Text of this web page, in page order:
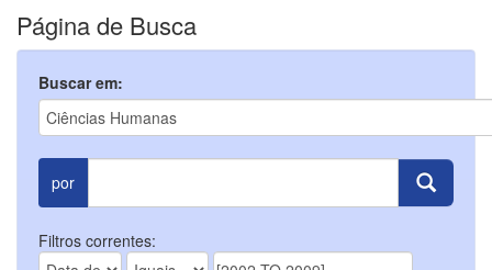
Página de Busca
Buscar em:
por
Filtros correntes: